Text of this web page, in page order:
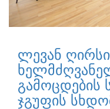
ლევან
გამოცდების
ჯგუფის